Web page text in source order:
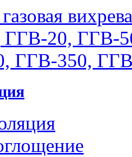
20, ГГВ-
ГГВ-350,